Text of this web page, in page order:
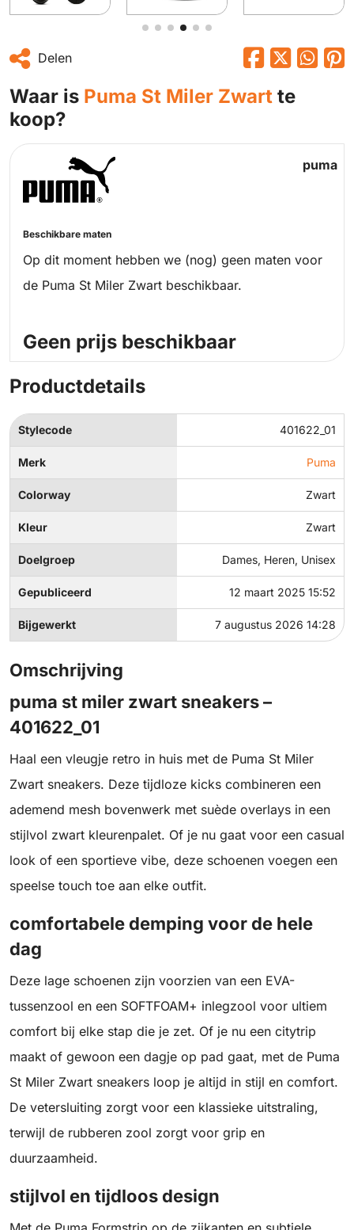
Delen
Waar is Puma St Miler Zwart te
koop?
puma
Beschikbare maten
Op dit moment hebben we (nog) geen maten voor
de Puma St Miler Zwart beschikbaar.
Geen prijs beschikbaar
Productdetails
Stylecode 401622_01
Merk Puma
Colorway Zwart
Kleur Zwart
Doelgroep Dames, Heren, Unisex
Gepubliceerd 12 maart 2025 15:52
Bijgewerkt 7 augustus 2026 14:28
Omschrijving
puma st miler zwart sneakers –
401622_01
Haal een vleugje retro in huis met de Puma St Miler
Zwart sneakers. Deze tijdloze kicks combineren een
ademend mesh bovenwerk met suède overlays in een
stijlvol zwart kleurenpalet. Of je nu gaat voor een casual
look of een sportieve vibe, deze schoenen voegen een
speelse touch toe aan elke outfit.
comfortabele demping voor de hele
dag
Deze lage schoenen zijn voorzien van een EVA-
tussenzool en een SOFTFOAM+ inlegzool voor ultiem
comfort bij elke stap die je zet. Of je nu een citytrip
maakt of gewoon een dagje op pad gaat, met de Puma
St Miler Zwart sneakers loop je altijd in stijl en comfort.
De vetersluiting zorgt voor een klassieke uitstraling,
terwijl de rubberen zool zorgt voor grip en
duurzaamheid.
stijlvol en tijdloos design